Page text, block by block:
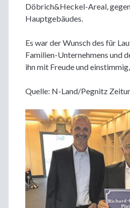
Döbrich&Heckel-Areal,
Hauptgebäudes.
Es war der Wunsch des für
Familien-Unternehmens und
ihn mit Freude und einstimmig,
Quelle: N-Land/Pegnitz